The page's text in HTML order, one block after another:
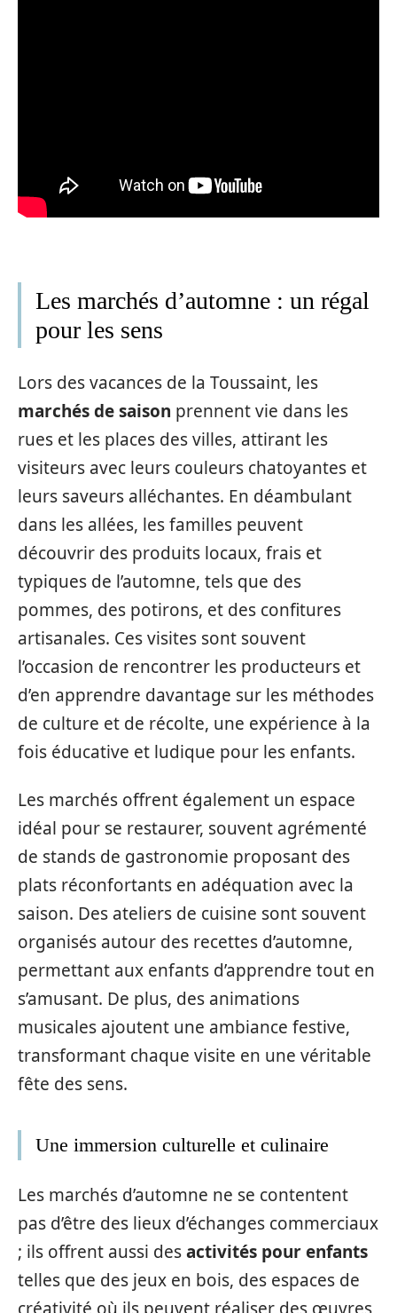
Les marchés d’automne : un régal
pour les sens
Lors des vacances de la Toussaint, les
marchés de saison prennent vie dans les
rues et les places des villes, attirant les
visiteurs avec leurs couleurs chatoyantes et
leurs saveurs alléchantes. En déambulant
dans les allées, les familles peuvent
découvrir des produits locaux, frais et
typiques de l’automne, tels que des
pommes, des potirons, et des confitures
artisanales. Ces visites sont souvent
l’occasion de rencontrer les producteurs et
d’en apprendre davantage sur les méthodes
de culture et de récolte, une expérience à la
fois éducative et ludique pour les enfants.
Les marchés offrent également un espace
idéal pour se restaurer, souvent agrémenté
de stands de gastronomie proposant des
plats réconfortants en adéquation avec la
saison. Des ateliers de cuisine sont souvent
organisés autour des recettes d’automne,
permettant aux enfants d’apprendre tout en
s’amusant. De plus, des animations
musicales ajoutent une ambiance festive,
transformant chaque visite en une véritable
fête des sens.
Une immersion culturelle et culinaire
Les marchés d’automne ne se contentent
pas d’être des lieux d’échanges commerciaux
; ils offrent aussi desactivités pour enfants
telles que des jeux en bois, des espaces de
créativité où ils peuvent réaliser des œuvres